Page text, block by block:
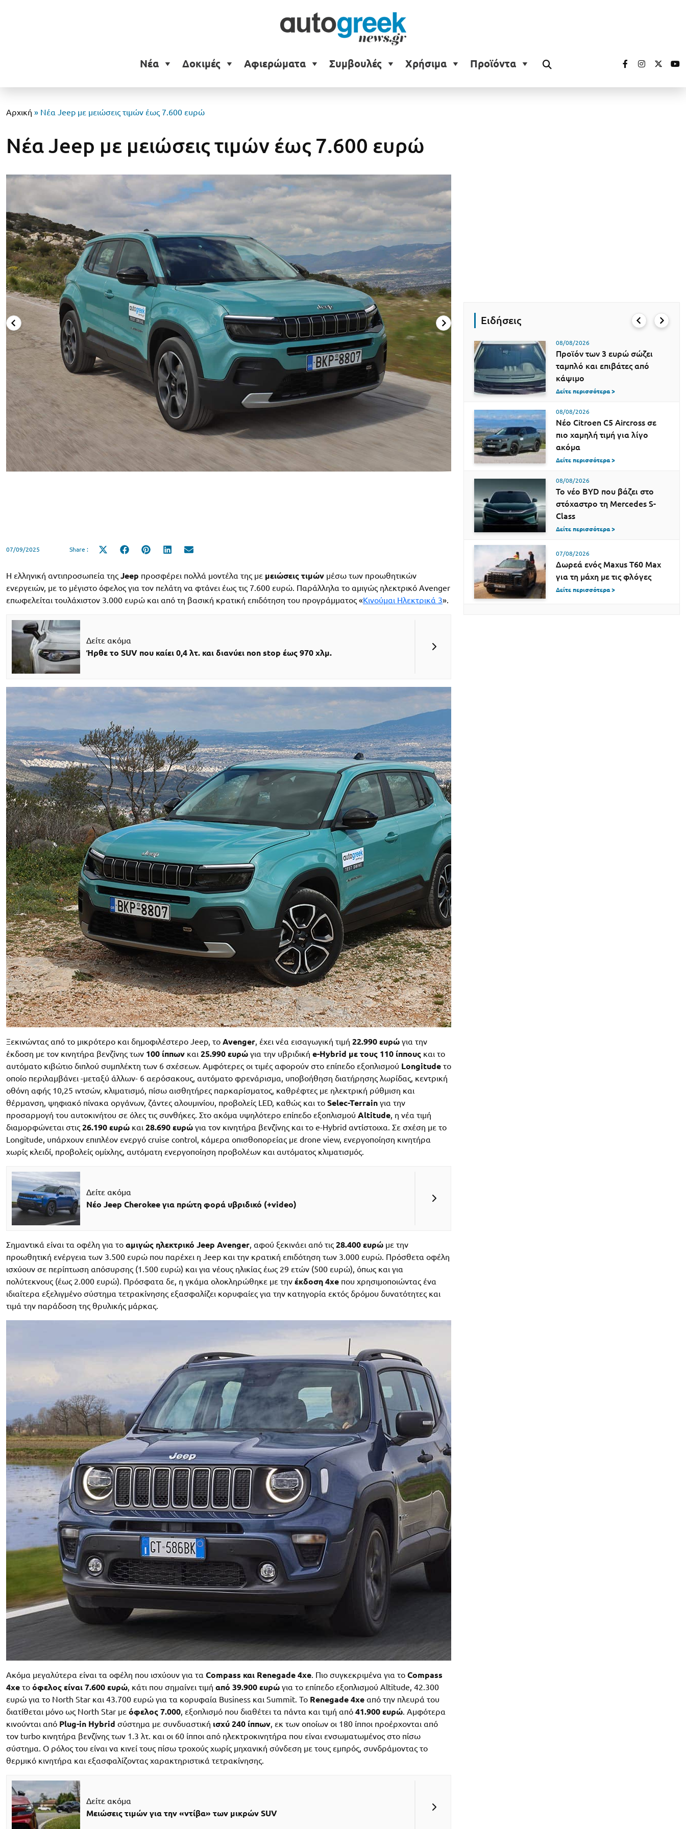
Νέα Δοκιμές Αφιερώματα Συμβουλές Χρήσιμα Προϊόντα
Αρχική » Νέα Jeep με μειώσεις τιμών έως 7.600 ευρώ
Νέα Jeep με μειώσεις τιμών έως 7.600 ευρώ
07/09/2025 Share :
Share
Share
Share
Share
H ελληνική αντιπροσωπεία της Jeep προσφέρει πολλά μοντέλα της με μειώσεις τιμών μέσω των προωθητικών
ενεργειών, με το μέγιστο όφελος για τον πελάτη να φτάνει έως τις 7.600 ευρώ. Παράλληλα το αμιγώς ηλεκτρικό Avenger
επωφελείται τουλάχιστον 3.000 ευρώ και από τη βασική κρατική επιδότηση του προγράμματος «Κινούμαι Ηλεκτρικά 3».
Δείτε ακόμα
Ήρθε το SUV που καίει 0,4 λτ. και διανύει non stop έως 970 χλμ.
Ξεκινώντας από το μικρότερο και δημοφιλέστερο Jeep, το Avenger, έχει νέα εισαγωγική τιμή 22.990 ευρώ για την
έκδοση με τον κινητήρα βενζίνης των 100 ίππων και 25.990 ευρώ για την υβριδική e-Hybrid με τους 110 ίππους και το
αυτόματο κιβώτιο διπλού συμπλέκτη των 6 σχέσεων. Αμφότερες οι τιμές αφορούν στο επίπεδο εξοπλισμού Longitude το
οποίο περιλαμβάνει -μεταξύ άλλων- 6 αερόσακους, αυτόματο φρενάρισμα, υποβοήθηση διατήρησης λωρίδας, κεντρική
οθόνη αφής 10,25 ιντσών, κλιματισμό, πίσω αισθητήρες παρκαρίσματος, καθρέφτες με ηλεκτρική ρύθμιση και
θέρμανση, ψηφιακό πίνακα οργάνων, ζάντες αλουμινίου, προβολείς LED, καθώς και το Selec-Terrain για την
προσαρμογή του αυτοκινήτου σε όλες τις συνθήκες. Στο ακόμα υψηλότερο επίπεδο εξοπλισμού Altitude, η νέα τιμή
διαμορφώνεται στις 26.190 ευρώ και 28.690 ευρώ για τον κινητήρα βενζίνης και το e-Hybrid αντίστοιχα. Σε σχέση με το
Longitude, υπάρχουν επιπλέον ενεργό cruise control, κάμερα οπισθοπορείας με drone view, ενεργοποίηση κινητήρα
χωρίς κλειδί, προβολείς ομίχλης, αυτόματη ενεργοποίηση προβολέων και αυτόματος κλιματισμός.
Δείτε ακόμα
Νέο Jeep Cherokee για πρώτη φορά υβριδικό (+video)
Σημαντικά είναι τα οφέλη για το αμιγώς ηλεκτρικό Jeep Avenger, αφού ξεκινάει από τις 28.400 ευρώ με την
προωθητική ενέργεια των 3.500 ευρώ που παρέχει η Jeep και την κρατική επιδότηση των 3.000 ευρώ. Πρόσθετα οφέλη
ισχύουν σε περίπτωση απόσυρσης (1.500 ευρώ) και για νέους ηλικίας έως 29 ετών (500 ευρώ), όπως και για
πολύτεκνους (έως 2.000 ευρώ). Πρόσφατα δε, η γκάμα ολοκληρώθηκε με την έκδοση 4xe που χρησιμοποιώντας ένα
ιδιαίτερα εξελιγμένο σύστημα τετρακίνησης εξασφαλίζει κορυφαίες για την κατηγορία εκτός δρόμου δυνατότητες και
τιμά την παράδοση της θρυλικής μάρκας.
Ακόμα μεγαλύτερα είναι τα οφέλη που ισχύουν για τα Compass και Renegade 4xe. Πιο συγκεκριμένα για το Compass
4xe το όφελος είναι 7.600 ευρώ, κάτι που σημαίνει τιμή από 39.900 ευρώ για το επίπεδο εξοπλισμού Altitude, 42.300
ευρώ για το North Star και 43.700 ευρώ για τα κορυφαία Business και Summit. Το Renegade 4xe από την πλευρά του
διατίθεται μόνο ως North Star με όφελος 7.000, εξοπλισμό που διαθέτει τα πάντα και τιμή από 41.900 ευρώ. Αμφότερα
κινούνται από Plug-in Hybrid σύστημα με συνδυαστική ισχύ 240 ίππων, εκ των οποίων οι 180 ίπποι προέρχονται από
τον turbo κινητήρα βενζίνης των 1.3 λτ. και οι 60 ίπποι από ηλεκτροκινητήρα που είναι ενσωματωμένος στο πίσω
σύστημα. Ο ρόλος του είναι να κινεί τους πίσω τροχούς χωρίς μηχανική σύνδεση με τους εμπρός, συνδράμοντας το
θερμικό κινητήρα και εξασφαλίζοντας χαρακτηριστικά τετρακίνησης.
Δείτε ακόμα
Μειώσεις τιμών για την «ντίβα» των μικρών SUV
Ειδήσεις
08/08/2026
Προϊόν των 3 ευρώ σώζει
ταμπλό και επιβάτες από
κάψιμο
Δείτε περισσότερα >
08/08/2026
Νέο Citroen C5 Aircross σε
πιο χαμηλή τιμή για λίγο
ακόμα
Δείτε περισσότερα >
08/08/2026
Το νέο BYD που βάζει στο
στόχαστρο τη Mercedes S-
Class
Δείτε περισσότερα >
07/08/2026
Δωρεά ενός Maxus T60 Max
για τη μάχη με τις φλόγες
Δείτε περισσότερα >